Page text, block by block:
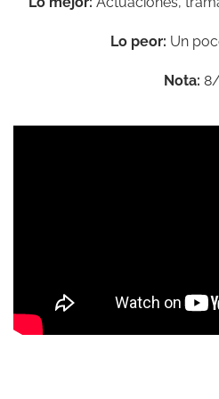
Lo peor: Un
Nota: